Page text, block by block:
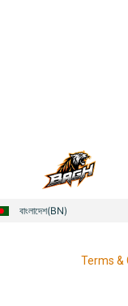
Terms &
বাংলাদেশ(BN)